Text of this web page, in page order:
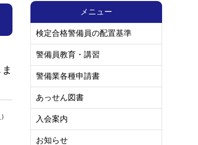
）
メニュー
検定合格警備員の配置基準
警備員教育・講習
警備業各種申請書
あっせん図書
入会案内
お知らせ